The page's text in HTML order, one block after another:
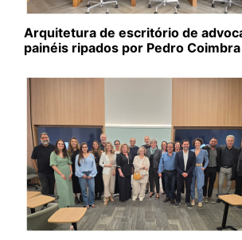
Arquitetura de escritório de
painéis ripados por Pedro Coimbra